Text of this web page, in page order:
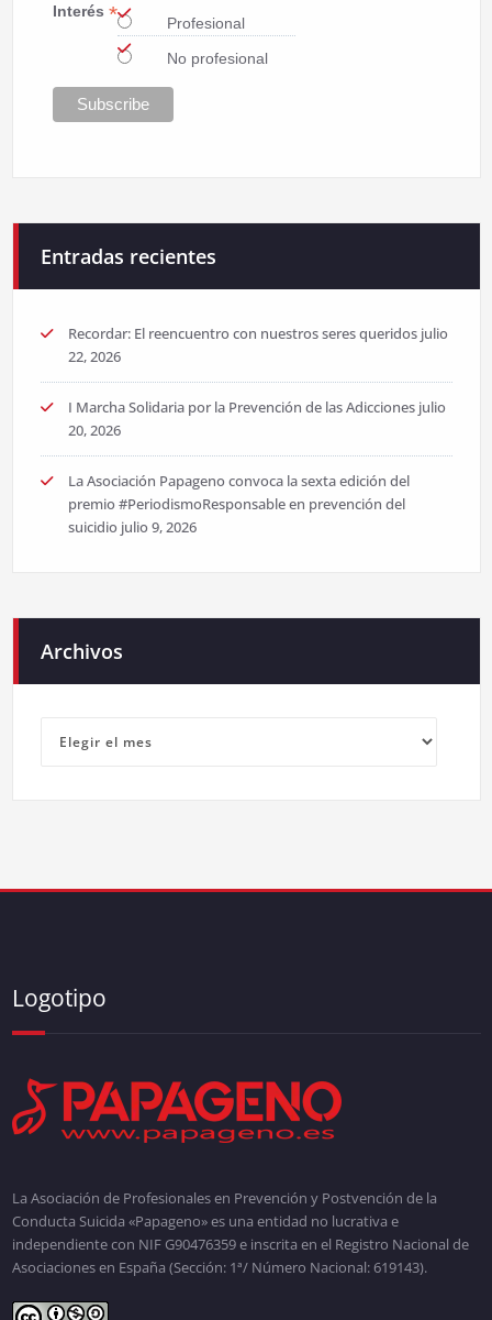
Interés *
Profesional
No profesional
Entradas recientes
Recordar: El reencuentro con nuestros seres queridos julio
22, 2026
I Marcha Solidaria por la Prevención de las Adicciones julio
20, 2026
La Asociación Papageno convoca la sexta edición del
premio #PeriodismoResponsable en prevención del
suicidio julio 9, 2026
Archivos
Logotipo
La Asociación de Profesionales en Prevención y Postvención de la
Conducta Suicida «Papageno» es una entidad no lucrativa e
independiente con NIF G90476359 e inscrita en el Registro Nacional de
Asociaciones en España (Sección: 1ª/ Número Nacional: 619143).